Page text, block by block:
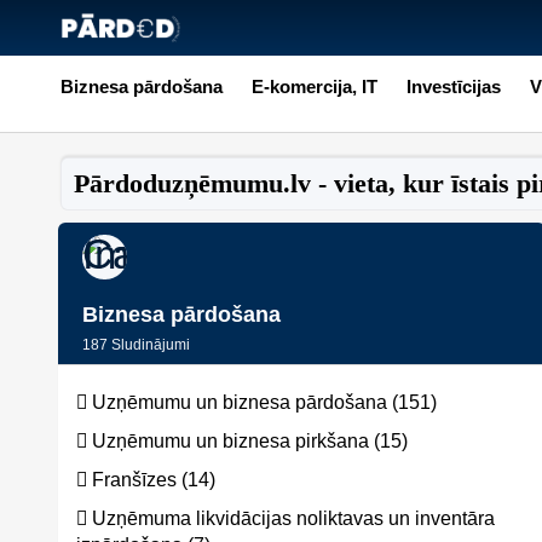
Biznesa pārdošana E-komercija, IT Investīcijas
Pārdoduzņēmumu.lv - vieta, kur īstais
Biznesa pārdošana
187 Sludinājumi
Uzņēmumu un biznesa pārdošana (151)
Uzņēmumu un biznesa pirkšana (15)
Franšīzes (14)
Uzņēmuma likvidācijas noliktavas un inventāra